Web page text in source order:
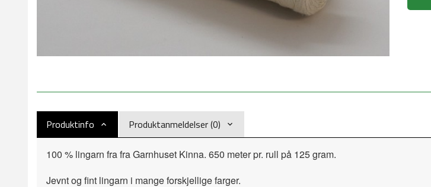
Produktinfo Produktanmeldelser (0)
100 % lingarn fra fra Garnhuset Kinna. 650 meter pr. rull på 125 gram.
Jevnt og fint lingarn i mange forskjellige farger.